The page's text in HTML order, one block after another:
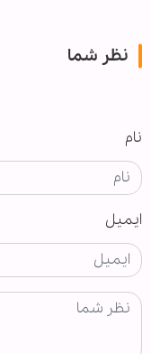
نظر شما
نام
ایمیل